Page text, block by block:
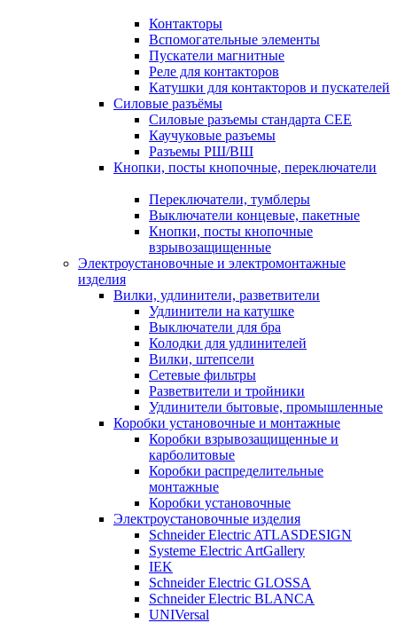
Контакторы
Вспомогательные элементы
Пускатели магнитные
Реле для контакторов
Катушки для контакторов и пускателей
Силовые разъёмы
Силовые разъемы стандарта СЕЕ
Каучуковые разъемы
Разъемы РШ/ВШ
Кнопки, посты кнопочные, переключатели
Переключатели, тумблеры
Выключатели концевые, пакетные
Кнопки, посты кнопочные
взрывозащищенные
Электроустановочные и электромонтажные
изделия
Вилки, удлинители, разветвители
Удлинители на катушке
Выключатели для бра
Колодки для удлинителей
Вилки, штепсели
Сетевые фильтры
Разветвители и тройники
Удлинители бытовые, промышленные
Коробки установочные и монтажные
Коробки взрывозащищенные и
карболитовые
Коробки распределительные
монтажные
Коробки установочные
Электроустановочные изделия
Schneider Electric ATLASDESIGN
Systeme Electric ArtGallery
IEK
Schneider Electric GLOSSA
Schneider Electric BLANCA
UNIVersal